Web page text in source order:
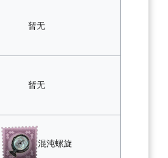
暂无
暂无
混沌螺旋